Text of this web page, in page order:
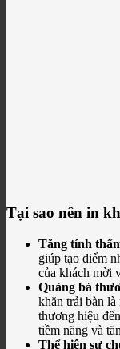
Tại sao nên in
Tăng tính
giúp tạo điểm
của khách mời
Quảng bá
khăn trải bàn là
thương hiệu
tiềm năng và
Thể hiện sự